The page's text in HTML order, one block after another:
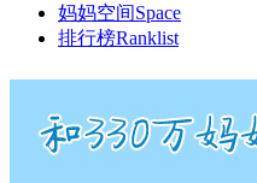
妈妈空间Space
排行榜Ranklist